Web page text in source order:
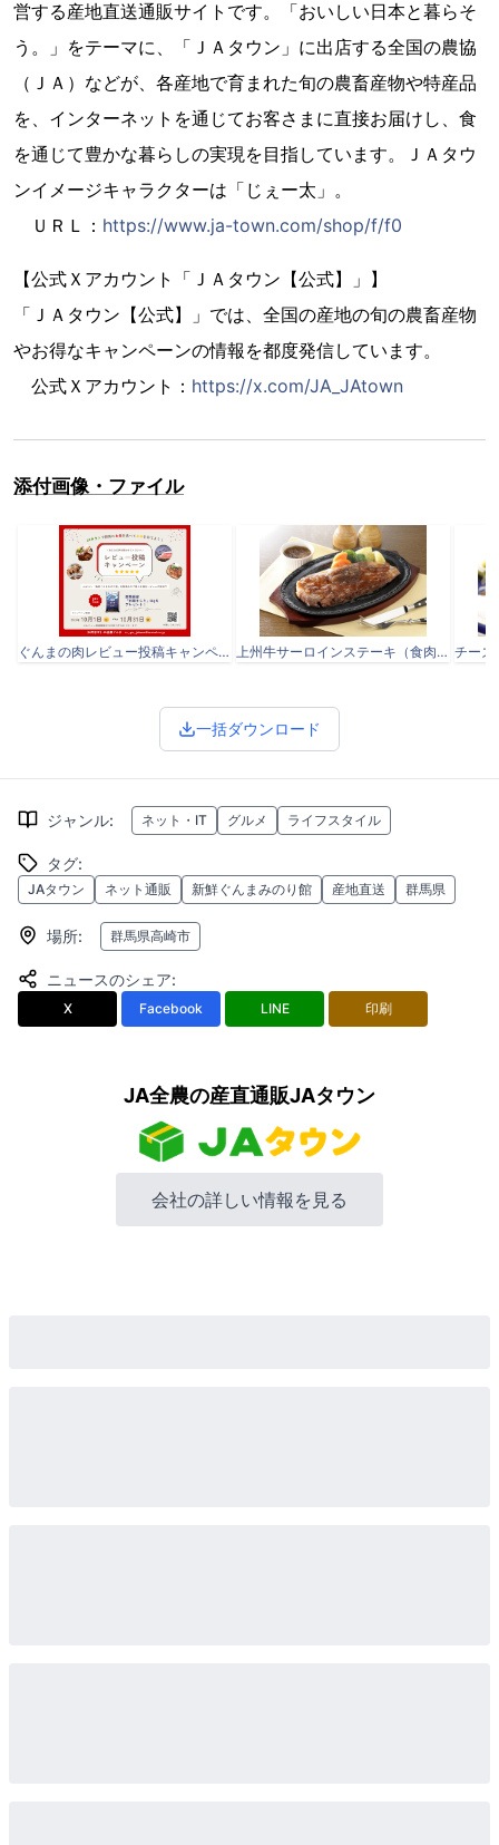
営する産地直送通販サイトです。「おいしい日本と暮らそ
う。」をテーマに、「ＪＡタウン」に出店する全国の農協
（ＪＡ）などが、各産地で育まれた旬の農畜産物や特産品
を、インターネットを通じてお客さまに直接お届けし、食
を通じて豊かな暮らしの実現を目指しています。ＪＡタウ
ンイメージキャラクターは「じぇー太」。
ＵＲＬ： https://www.ja-town.com/shop/f/f0
【公式Ｘアカウント「ＪＡタウン【公式】」】
「ＪＡタウン【公式】」では、全国の産地の旬の農畜産物
やお得なキャンペーンの情報を都度発信しています。
公式Ｘアカウント： https://x.com/JA_JAtown
添付画像・ファイル
ぐんまの肉レビュー投稿キャンペーンSNS用バナー.png 上州牛サーロインステーキ（食肉市場）.jpg
一括ダウンロード
ジャンル: ネット・IT グルメ ライフスタイル
タグ:
JAタウン ネット通販 新鮮ぐんまみのり館 産地直送 群馬県
場所: 群馬県高崎市
ニュースのシェア:
X Facebook LINE 印刷
JA全農の産直通販JAタウン
会社の詳しい情報を見る